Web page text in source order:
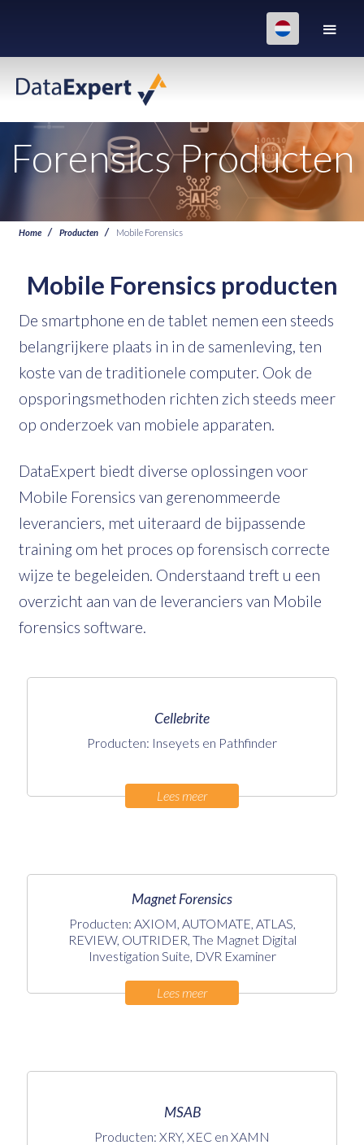
Forensics Producten
Home Producten Mobile Forensics
Mobile Forensics producten
De smartphone en de tablet nemen een steeds
belangrijkere plaats in in de samenleving, ten
koste van de traditionele computer. Ook de
opsporingsmethoden richten zich steeds meer
op onderzoek van mobiele apparaten.
DataExpert biedt diverse oplossingen voor
Mobile Forensics van gerenommeerde
leveranciers, met uiteraard de bijpassende
training om het proces op forensisch correcte
wijze te begeleiden. Onderstaand treft u een
overzicht aan van de leveranciers van Mobile
forensics software.
Cellebrite
Producten: Inseyets en Pathfinder
Lees meer
Magnet Forensics
Producten: AXIOM, AUTOMATE, ATLAS,
REVIEW, OUTRIDER, The Magnet Digital
Investigation Suite, DVR Examiner
Lees meer
MSAB
Producten: XRY, XEC en XAMN